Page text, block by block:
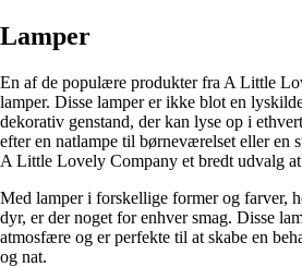
Lamper
En af de populære produkter fra A Little
lamper. Disse lamper er ikke blot en
dekorativ genstand, der kan lyse op i
efter en natlampe til børneværelset eller en
A Little Lovely Company et bredt udvalg
Med lamper i forskellige former og farver,
dyr, er der noget for enhver smag. Disse
atmosfære og er perfekte til at skabe en
og nat.